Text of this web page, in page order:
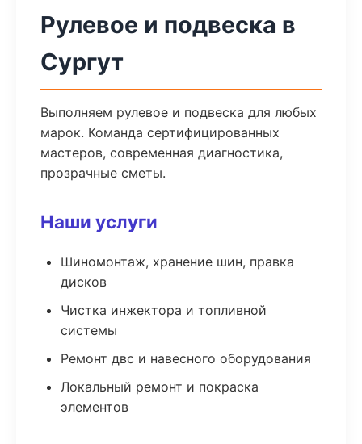
Рулевое и подвеска в
Сургут
Выполняем рулевое и подвеска для любых
марок. Команда сертифицированных
мастеров, современная диагностика,
прозрачные сметы.
Наши услуги
Шиномонтаж, хранение шин, правка
дисков
Чистка инжектора и топливной
системы
Ремонт двс и навесного оборудования
Локальный ремонт и покраска
элементов